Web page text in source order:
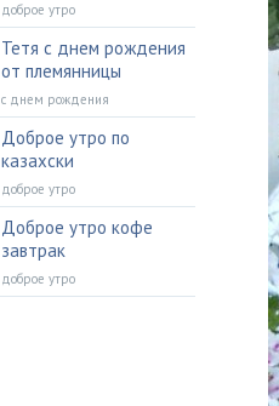
доброе утро
Тетя с днем рождения
от племянницы
с днем рождения
Доброе утро по
казахски
доброе утро
Доброе утро кофе
завтрак
доброе утро